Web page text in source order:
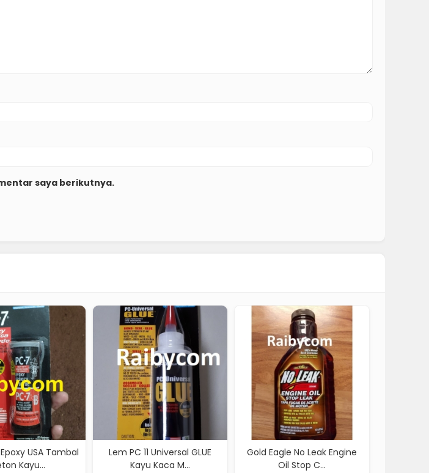
saya berikutnya.
Lem PC 11 Universal GLUE
Kayu Kaca M...
Gold Eagle No Leak Engine
Oil Stop C...
Lem PC Fahrenheit 28.5gr
Perbaiki Mu...